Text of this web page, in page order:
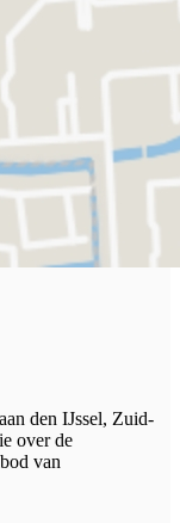
den IJssel, Zuid-
over de
van